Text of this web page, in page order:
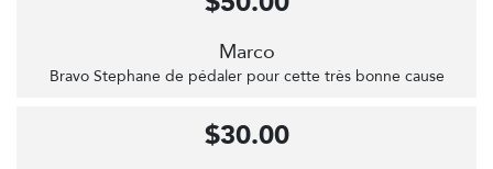
Marco
Bravo Stephane de pédaler pour cette très bonne cause
$30.00